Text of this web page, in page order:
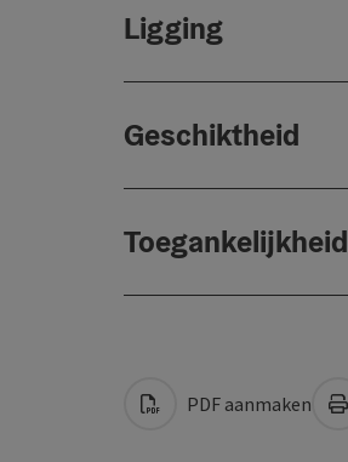
Ligging
Geschiktheid
Toegankelijkheid
PDF aanmaken